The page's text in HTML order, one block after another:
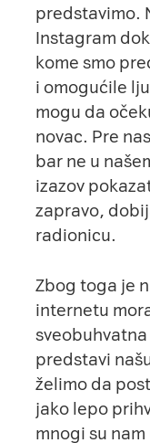
predstavimo.
Instagram
kome smo
i omogućile
mogu da
novac. Pre
bar ne u
izazov
zapravo,
radionicu.
Zbog toga je
internetu
predstavi
želimo da
jako lepo
mnogi su